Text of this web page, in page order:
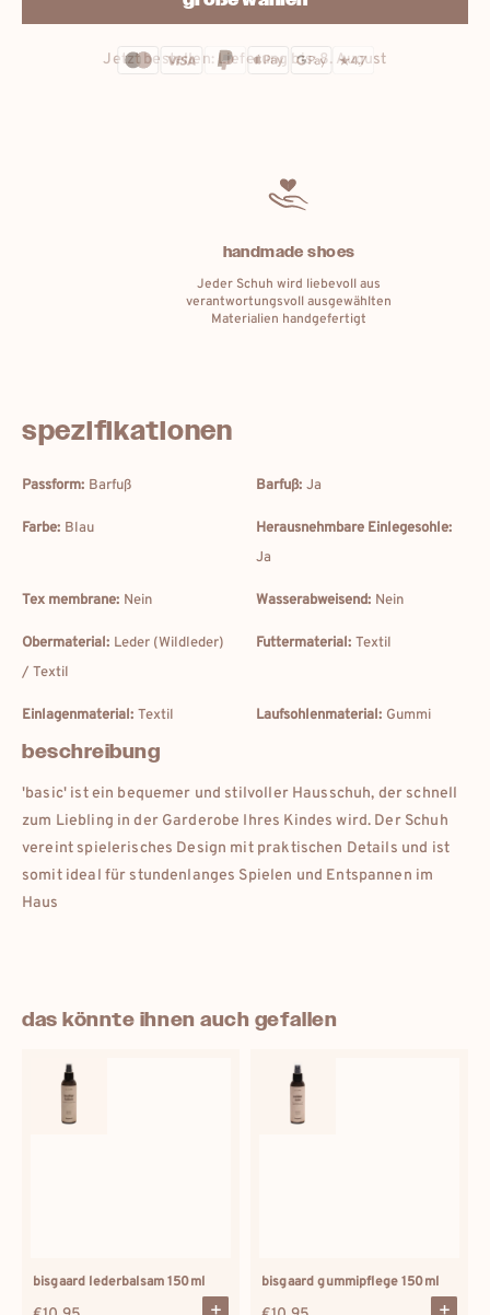
Jetzt bestellen: Lieferung bis:8. August
handmade shoes
Jeder Schuh wird liebevoll aus
verantwortungsvoll ausgewählten
Materialien handgefertigt
spezifikationen
Passform: Barfuß Barfuß: Ja
Farbe: Blau
Herausnehmbare Einlegesohle:
Ja
Tex membrane: Nein Wasserabweisend: Nein
Obermaterial: Leder (Wildleder)
/ Textil
Futtermaterial: Textil
Einlagenmaterial: Textil Laufsohlenmaterial: Gummi
beschreibung
'basic' ist ein bequemer und stilvoller Hausschuh, der schnell
zum Liebling in der Garderobe Ihres Kindes wird. Der Schuh
vereint spielerisches Design mit praktischen Details und ist
somit ideal für stundenlanges Spielen und Entspannen im
Haus
das könnte ihnen auch gefallen
bisgaard lederbalsam 150ml bisgaard gummipflege 150ml